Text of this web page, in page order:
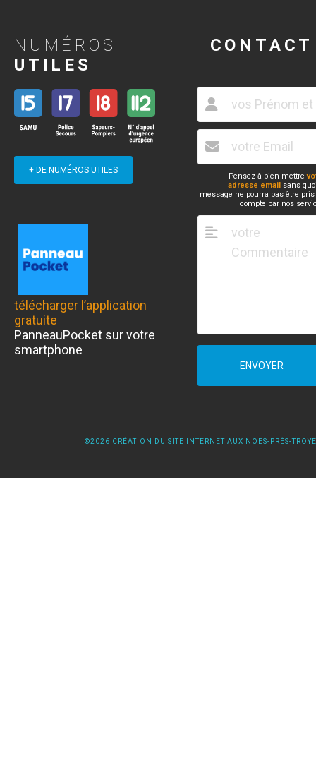
NUMÉROS
UTILES
+ DE NUMÉROS UTILES
télécharger l’application
gratuite
PanneauPocket sur votre
smartphone
CONTACT
Pensez à bien mettre
adresse email sans
message ne pourra pas être
compte par nos
ENVOYER
©2026 CRÉATION DU SITE INTERNET AUX NOËS-PRÈS-